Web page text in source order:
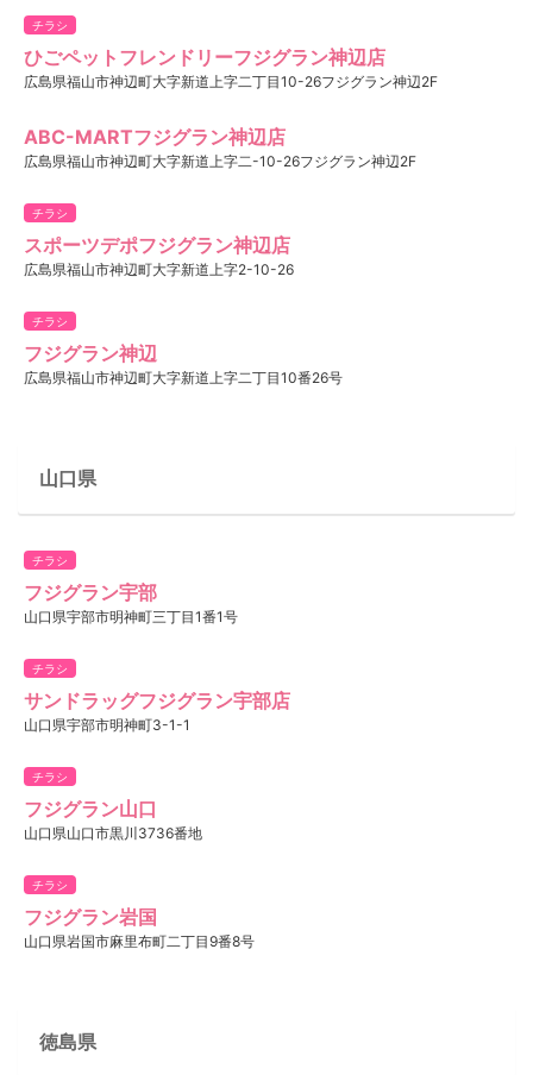
チラシ
ひごペットフレンドリーフジグラン神辺店
広島県福山市神辺町大字新道上字二丁目10-26フジグラン神辺2F
ABC-MARTフジグラン神辺店
広島県福山市神辺町大字新道上字二-10-26フジグラン神辺2F
チラシ
スポーツデポフジグラン神辺店
広島県福山市神辺町大字新道上字2-10-26
チラシ
フジグラン神辺
広島県福山市神辺町大字新道上字二丁目10番26号
山口県
チラシ
フジグラン宇部
山口県宇部市明神町三丁目1番1号
チラシ
サンドラッグフジグラン宇部店
山口県宇部市明神町3-1-1
チラシ
フジグラン山口
山口県山口市黒川3736番地
チラシ
フジグラン岩国
山口県岩国市麻里布町二丁目9番8号
徳島県